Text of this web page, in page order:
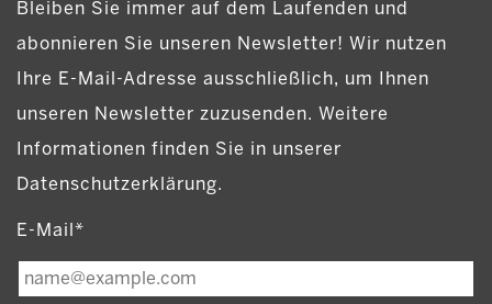
Bleiben Sie immer auf dem Laufenden und
abonnieren Sie unseren Newsletter! Wir nutzen
Ihre E-Mail-Adresse ausschließlich, um Ihnen
unseren Newsletter zuzusenden. Weitere
Informationen finden Sie in unserer
Datenschutzerklärung.
E-Mail*